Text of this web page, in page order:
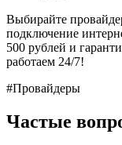
Выбирайте
подключение
500 рублей и
работаем 24/7!
#Провайдеры
Частые